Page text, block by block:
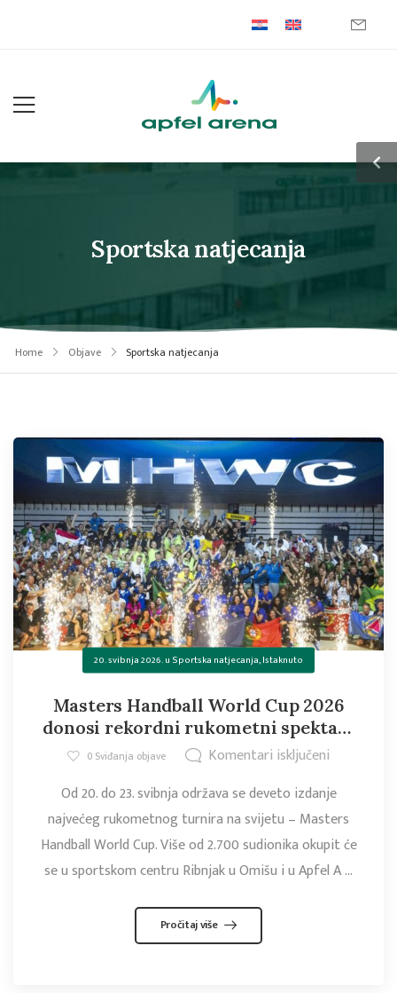
Sportska natjecanja
Home Objave Sportska natjecanja
20. svibnja 2026.u Sportska natjecanja,Istaknuto
Masters Handball World Cup 2026
donosi rekordni rukometni spektakl
u Omiš i Makarsku
0Sviđanja objave
Komentari isključeni
Od 20. do 23. svibnja održava se deveto izdanje
najvećeg rukometnog turnira na svijetu – Masters
Handball World Cup. Više od 2.700 sudionika okupit će
se u sportskom centru Ribnjak u Omišu i u Apfel A ...
Pročitaj više